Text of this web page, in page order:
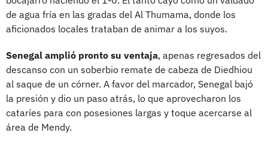
de agua fría en las gradas del Al Thumama, donde los
aficionados locales trataban de animar a los suyos.
Senegal amplió pronto su ventaja, apenas regresados del
descanso con un soberbio remate de cabeza de Diedhiou
al saque de un córner. A favor del marcador, Senegal bajó
la presión y dio un paso atrás, lo que aprovecharon los
cataríes para con posesiones largas y toque acercarse al
área de Mendy.